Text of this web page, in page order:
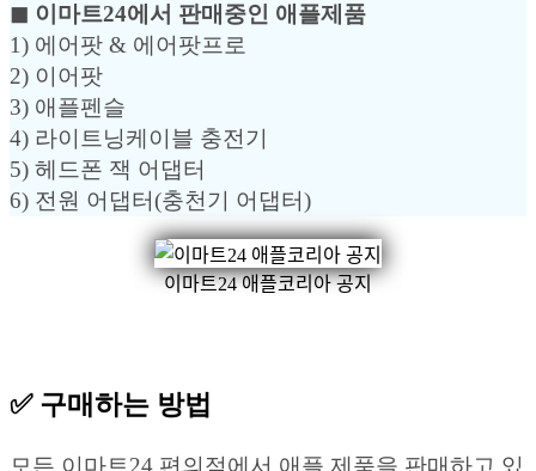
◼︎ 이마트24에서 판매중인 애플제품
1) 에어팟 & 에어팟프로
2) 이어팟
3) 애플펜슬
4) 라이트닝케이블 충전기
5) 헤드폰 잭 어댑터
6) 전원 어댑터(충천기 어댑터)
이마트24 애플코리아 공지
✅ 구매하는 방법